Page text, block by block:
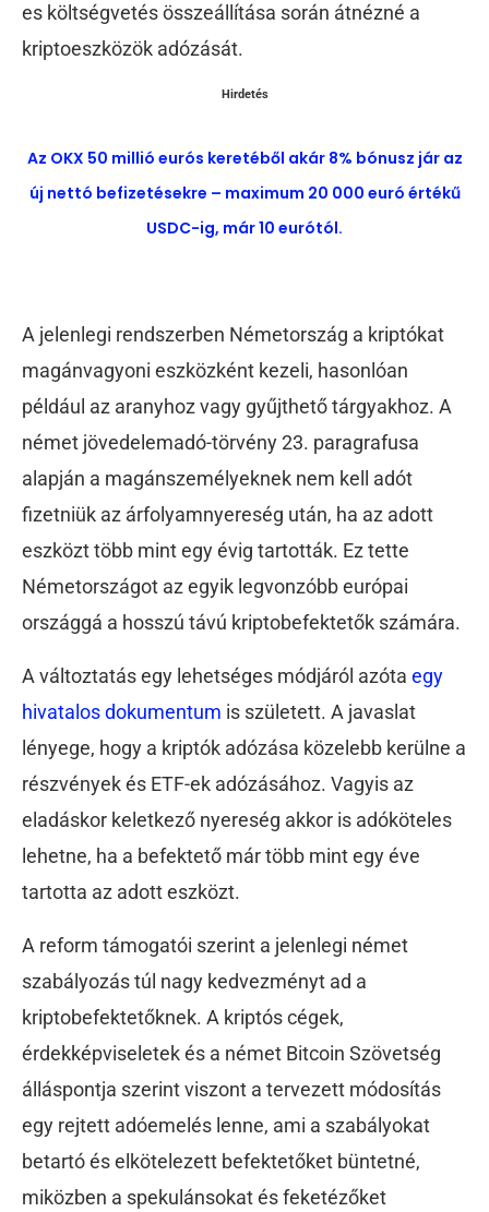
es költségvetés összeállítása során átnézné a
kriptoeszközök adózását.
Hirdetés
Az OKX 50 millió eurós keretéből akár 8% bónusz jár az
új nettó befizetésekre – maximum 20 000 euró értékű
USDC-ig, már 10 eurótól.
A jelenlegi rendszerben Németország a kriptókat
magánvagyoni eszközként kezeli, hasonlóan
például az aranyhoz vagy gyűjthető tárgyakhoz. A
német jövedelemadó-törvény 23. paragrafusa
alapján a magánszemélyeknek nem kell adót
fizetniük az árfolyamnyereség után, ha az adott
eszközt több mint egy évig tartották. Ez tette
Németországot az egyik legvonzóbb európai
országgá a hosszú távú kriptobefektetők számára.
A változtatás egy lehetséges módjáról azóta egy
hivatalos dokumentum is született. A javaslat
lényege, hogy a kriptók adózása közelebb kerülne a
részvények és ETF-ek adózásához. Vagyis az
eladáskor keletkező nyereség akkor is adóköteles
lehetne, ha a befektető már több mint egy éve
tartotta az adott eszközt.
A reform támogatói szerint a jelenlegi német
szabályozás túl nagy kedvezményt ad a
kriptobefektetőknek. A kriptós cégek,
érdekképviseletek és a német Bitcoin Szövetség
álláspontja szerint viszont a tervezett módosítás
egy rejtett adóemelés lenne, ami a szabályokat
betartó és elkötelezett befektetőket büntetné,
miközben a spekulánsokat és feketézőket